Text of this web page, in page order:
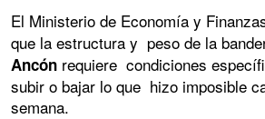
El Ministerio de Economía y
que la estructura y peso de la
Ancón requiere condiciones
subir o bajar lo que hizo imposible
semana.